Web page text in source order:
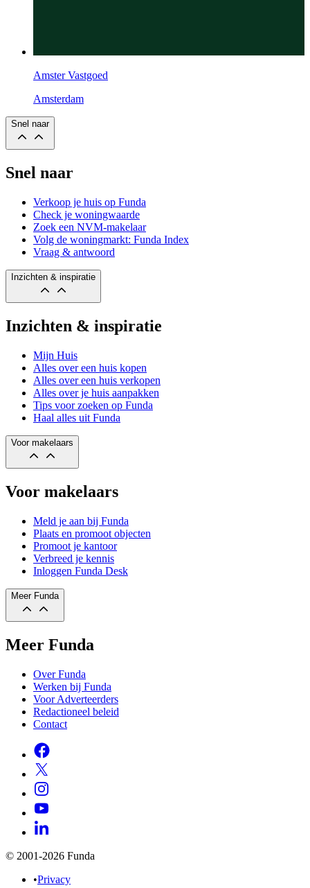
Amster Vastgoed
Amsterdam
Snel naar
Snel naar
Verkoop je huis op Funda
Check je woningwaarde
Zoek een NVM-makelaar
Volg de woningmarkt: Funda Index
Vraag & antwoord
Inzichten & inspiratie
Inzichten & inspiratie
Mijn Huis
Alles over een huis kopen
Alles over een huis verkopen
Alles over je huis aanpakken
Tips voor zoeken op Funda
Haal alles uit Funda
Voor makelaars
Voor makelaars
Meld je aan bij Funda
Plaats en promoot objecten
Promoot je kantoor
Verbreed je kennis
Inloggen Funda Desk
Meer Funda
Meer Funda
Over Funda
Werken bij Funda
Voor Adverteerders
Redactioneel beleid
Contact
© 2001-2026 Funda
•Privacy